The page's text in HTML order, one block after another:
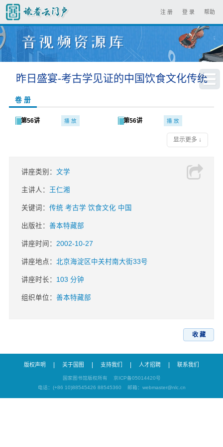
帮助
登 录
注 册
昨日盛宴-考古学见证的中国饮食文化传统
卷 册
第56讲 播 放 第56讲 播 放
显示更多 ↓
讲座类别： 文学
主讲人： 王仁湘
关键词： 传统 考古学 饮食文化 中国
出版社： 善本特藏部
讲座时间： 2002-10-27
讲座地点： 北京海淀区中关村南大街33号
讲座时长： 103 分钟
组织单位： 善本特藏部
收 藏
版权声明 关于国图 支持我们 人才招聘 联系我们
国家图书馆版权所有
京ICP备05014420号
电话：(+86 10)88545426 88545360
邮箱：webmaster@nlc.cn